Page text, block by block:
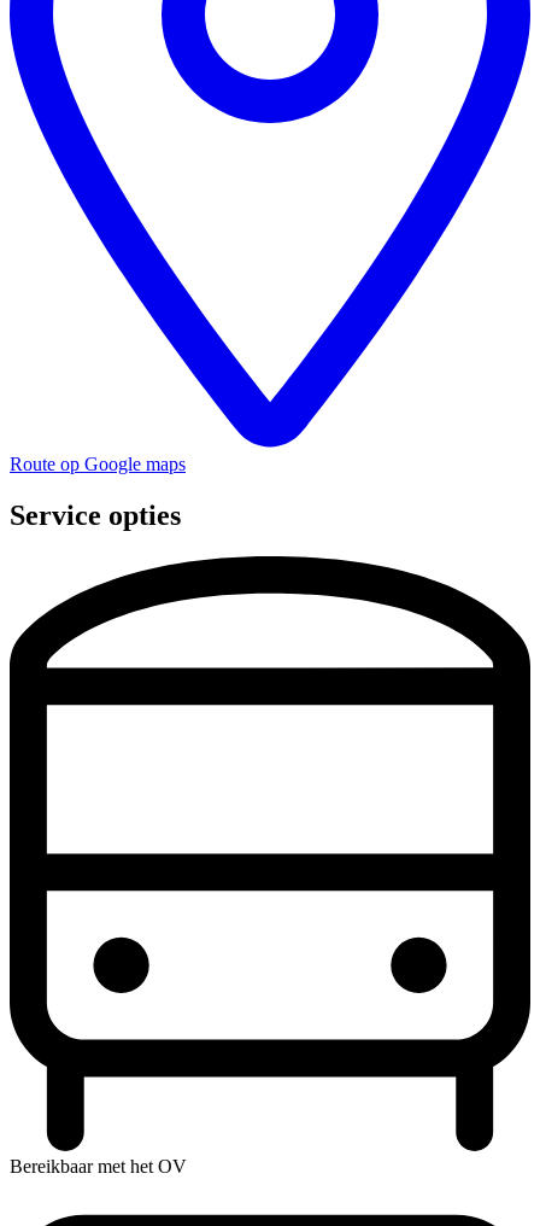
Route op Google maps
Service opties
Bereikbaar met het OV